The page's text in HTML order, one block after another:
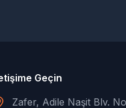
Geçin
Zafer, Adile Naşit Blv.